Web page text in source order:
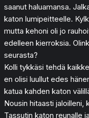
saanut haluamansa.
katon lumipeitteelle.
mutta kehoni oli jo
edelleen kierroksia.
seurasta?
Kolli tykkäsi tehdä
en olisi luullut edes
katua kahden katon
Nousin hitaasti jaloilleni,
Tassutin katon reunalle